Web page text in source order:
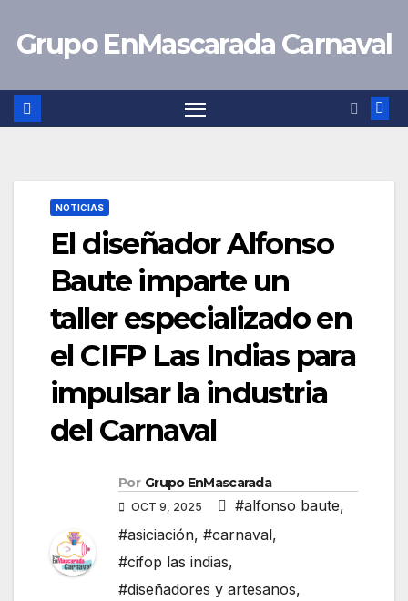
Grupo EnMascarada Carnaval
NOTICIAS
El diseñador Alfonso
Baute imparte un
taller especializado en
el CIFP Las Indias para
impulsar la industria
del Carnaval
Por Grupo EnMascarada
OCT 9, 2025 #alfonso baute,
#asiciación, #carnaval,
#cifop las indias,
#diseñadores y artesanos,